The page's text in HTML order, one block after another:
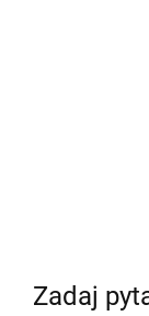
Zadaj